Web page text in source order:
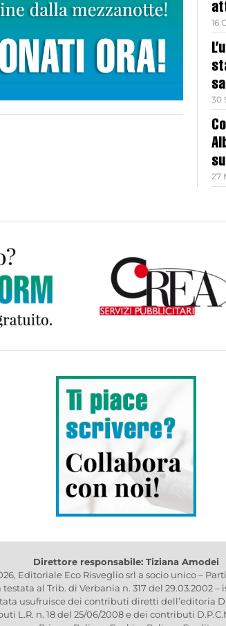
16
30
27
Direttore responsabile: Tiziana Amodei
Editoriale Eco Risveglio srl a socio unico –
al Trib. di Verbania n. 317 del 29.03.2002 –
usufruisce dei contributi diretti dell’editoria
L.R. n. 18 del 25/06/2008 e dei contributi